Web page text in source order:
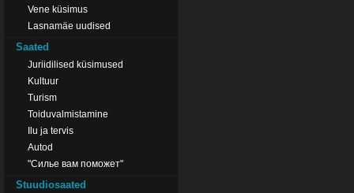
Vene küsimus
Lasnamäe uudised
Saated
Juriidilised küsimused
Kultuur
Turism
Toiduvalmistamine
Ilu ja tervis
Autod
"Силье вам поможет"
Stuudiosaated